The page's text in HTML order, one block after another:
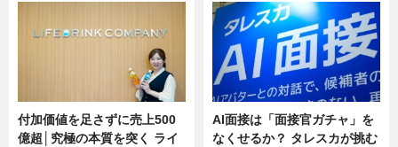
付加価値を足さずに売上500
億超│究極の本質を突く ライ
AI面接は「面接官ガチャ」を
なくせるか？ タレスカが挑む